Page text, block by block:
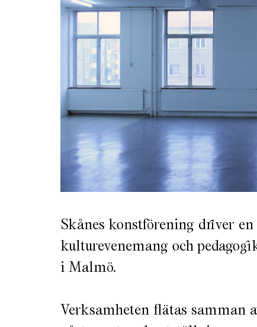
Skånes konstförening driver
kulturevenemang och
i Malmö.
Verksamheten flätas samman